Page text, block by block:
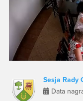
Sesja Rady
Data